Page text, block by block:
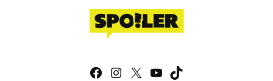
Facebook
Instagram
X YouTube